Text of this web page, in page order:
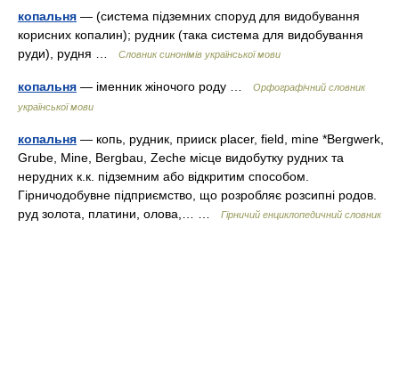
копальня — (система підземних споруд для видобування
корисних копалин); рудник (така система для видобування
руди), рудня …
Словник синонімів української мови
копальня — іменник жіночого роду …
Орфографічний словник
української мови
копальня — копь, рудник, прииск placer, field, mine *Bergwerk,
Grube, Mine, Bergbau, Zeche місце видобутку рудних та
нерудних к.к. підземним або відкритим способом.
Гірничодобувне підприємство, що розробляє розсипні родов.
руд золота, платини, олова,… …
Гірничий енциклопедичний словник